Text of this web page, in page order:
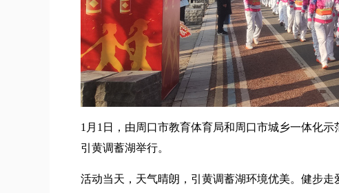
1月1日，由周口市教育体育局和周口市城乡一体化
引黄调蓄湖举行。
活动当天，天气晴朗，引黄调蓄湖环境优美。健步